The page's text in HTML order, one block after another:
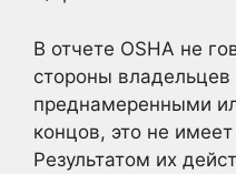
В отчете OSHA не
стороны владельцев
преднамеренными
концов, это не
Результатом их